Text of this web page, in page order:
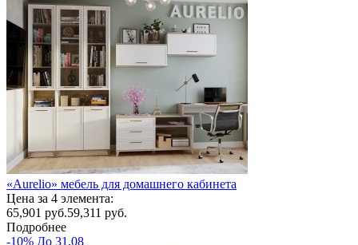
«Aurelio» мебель для домашнего кабинета
Цена за 4 элемента:
65,901 руб.59,311 руб.
Подробнее
-10% До 31.08